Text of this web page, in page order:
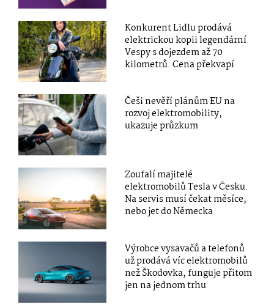
Konkurent Lidlu prodává
elektrickou kopii legendární
Vespy s dojezdem až 70
kilometrů. Cena překvapí
Češi nevěří plánům EU na
rozvoj elektromobility,
ukazuje průzkum
Zoufalí majitelé
elektromobilů Tesla v Česku.
Na servis musí čekat měsíce,
nebo jet do Německa
Výrobce vysavačů a telefonů
už prodává víc elektromobilů
než Škodovka, funguje přitom
jen na jednom trhu